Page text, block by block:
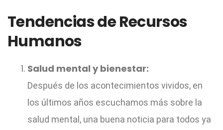
Tendencias de Recursos
Humanos
Salud mental y bienestar:
Después de los acontecimientos vividos, en
los últimos años escuchamos más sobre la
salud mental, una buena noticia para todos ya